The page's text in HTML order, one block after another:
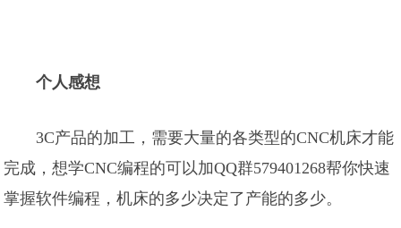
个人感想
3C产品的加工，需要大量的各类型的CNC机床才能
完成，想学CNC编程的可以加QQ群579401268帮你快速
掌握软件编程，机床的多少决定了产能的多少。